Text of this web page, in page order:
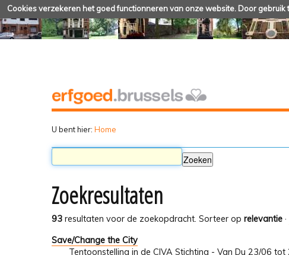
Cookies verzekeren het goed functionneren van onze website. Door
U bent hier: Home
Zoekresultaten
93 resultaten voor de zoekopdracht. Sorteer op relevantie ·
Save/Change the City
Tentoonstelling in de CIVA Stichting - Van Du 23/06